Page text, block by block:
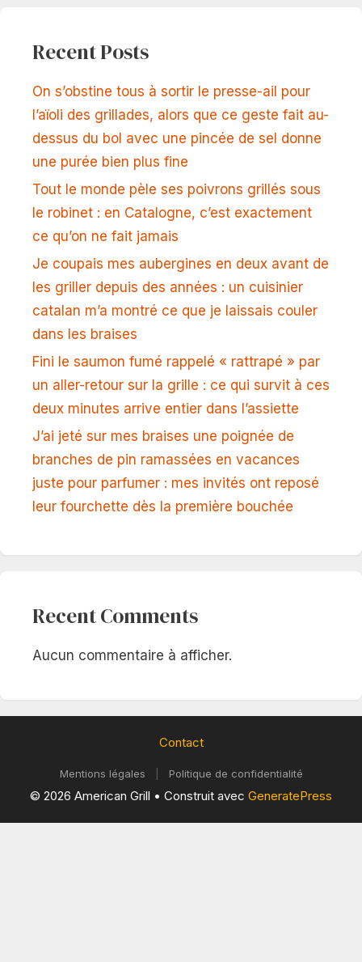
Recent Posts
On s’obstine tous à sortir le presse-ail pour
l’aïoli des grillades, alors que ce geste fait au-
dessus du bol avec une pincée de sel donne
une purée bien plus fine
Tout le monde pèle ses poivrons grillés sous
le robinet : en Catalogne, c’est exactement
ce qu’on ne fait jamais
Je coupais mes aubergines en deux avant de
les griller depuis des années : un cuisinier
catalan m’a montré ce que je laissais couler
dans les braises
Fini le saumon fumé rappelé « rattrapé » par
un aller-retour sur la grille : ce qui survit à ces
deux minutes arrive entier dans l’assiette
J’ai jeté sur mes braises une poignée de
branches de pin ramassées en vacances
juste pour parfumer : mes invités ont reposé
leur fourchette dès la première bouchée
Recent Comments
Aucun commentaire à afficher.
Contact
Mentions légales Politique de confidentialité
© 2026 American Grill • Construit avec GeneratePress